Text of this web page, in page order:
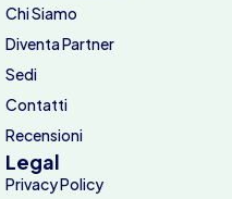
Chi Siamo
Diventa Partner
Sedi
Contatti
Recensioni
Legal
Privacy Policy